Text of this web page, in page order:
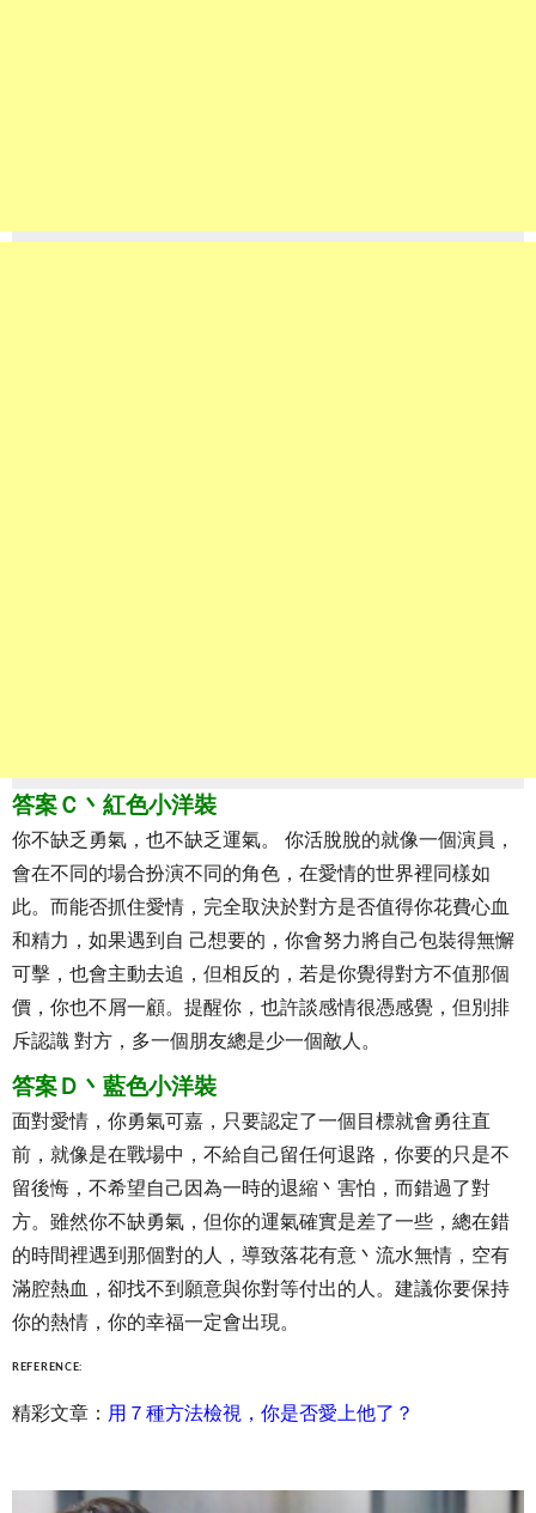
答案Ｃ丶紅色小洋裝
你不缺乏勇氣，也不缺乏運氣。 你活脫脫的就像一個演員，
會在不同的場合扮演不同的角色，在愛情的世界裡同樣如
此。而能否抓住愛情，完全取決於對方是否值得你花費心血
和精力，如果遇到自 己想要的，你會努力將自己包裝得無懈
可擊，也會主動去追，但相反的，若是你覺得對方不值那個
價，你也不屑一顧。提醒你，也許談感情很憑感覺，但別排
斥認識 對方，多一個朋友總是少一個敵人。
答案Ｄ丶藍色小洋裝
面對愛情，你勇氣可嘉，只要認定了一個目標就會勇往直
前，就像是在戰場中，不給自己留任何退路，你要的只是不
留後悔，不希望自己因為一時的退縮丶害怕，而錯過了對
方。雖然你不缺勇氣，但你的運氣確實是差了一些，總在錯
的時間裡遇到那個對的人，導致落花有意丶流水無情，空有
滿腔熱血，卻找不到願意與你對等付出的人。建議你要保持
你的熱情，你的幸福一定會出現。
REFERENCE:
精彩文章： 用７種方法檢視，你是否愛上他了？